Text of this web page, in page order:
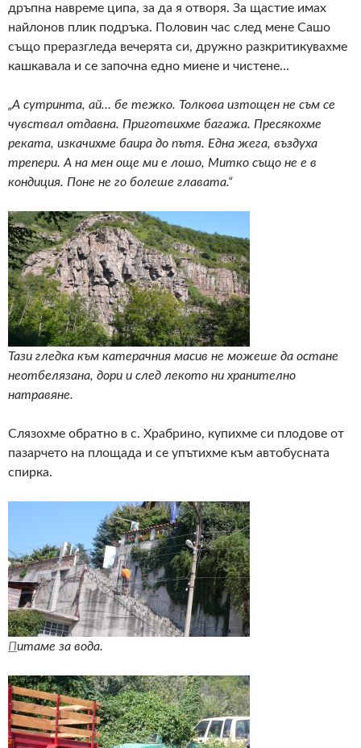
дръпна навреме ципа, за да я отворя. За щастие имах
найлонов плик подръка. Половин час след мене Сашо
също преразгледа вечерята си, дружно разкритикувахме
кашкавала и се започна едно миене и чистене…
„А сутринта, ай… бе тежко. Толкова изтощен не съм се
чувствал отдавна. Приготвихме багажа. Пресякохме
реката, изкачихме баира до пътя. Една жега, въздуха
трепери. А на мен още ми е лошо, Митко също не е в
кондиция. Поне не го болеше главата.“
Тази гледка към катерачния масив не можеше да остане
неотбелязана, дори и след лекото ни хранително
натравяне.
Слязохме обратно в с. Храбрино, купихме си плодове от
пазарчето на площада и се упътихме към автобусната
спирка.
Питаме за вода.